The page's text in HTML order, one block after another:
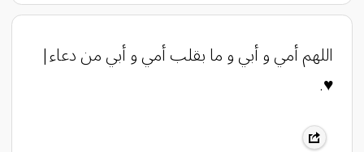
اللهم أمي و أبي و ما بقلب أمي و أبي من دعاء|
♥️.